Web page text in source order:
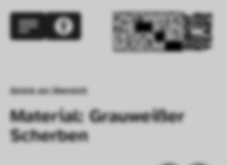
Zurück zur Übersicht
Material: Grauweißer
Scherben